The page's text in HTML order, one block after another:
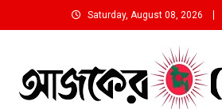
to
Saturday, August 08, 2026